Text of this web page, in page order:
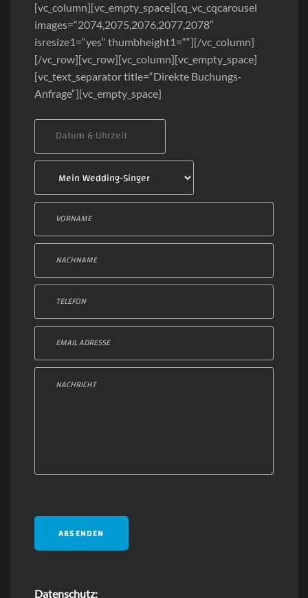
[vc_column][vc_empty_space][cq_vc_cqcarousel
images=“2074,2075,2076,2077,2078″
isresize1=“yes“ thumbheight1=““][/vc_column]
[/vc_row][vc_row][vc_column][vc_empty_space]
[vc_text_separator title=“Direkte Buchungs-
Anfrage“][vc_empty_space]
Datenschutz: